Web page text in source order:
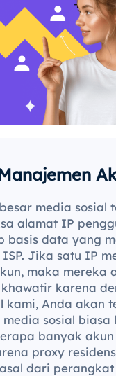
media sosial
alamat IP
basis data yang
Jika satu IP
maka mereka
karena
kami, Anda akan
media sosial biasa
banyak
proxy
dari